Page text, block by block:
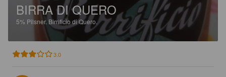
BIRRA DI QUERO
5% Pilsner. Birrificio di Quero.
3.0